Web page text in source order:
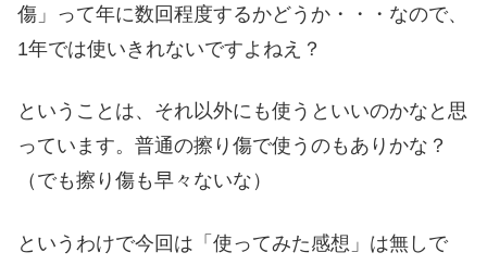
傷」って年に数回程度するかどうか・・・なので、
1年では使いきれないですよねえ？
ということは、それ以外にも使うといいのかなと思
っています。普通の擦り傷で使うのもありかな？
（でも擦り傷も早々ないな）
というわけで今回は「使ってみた感想」は無しで